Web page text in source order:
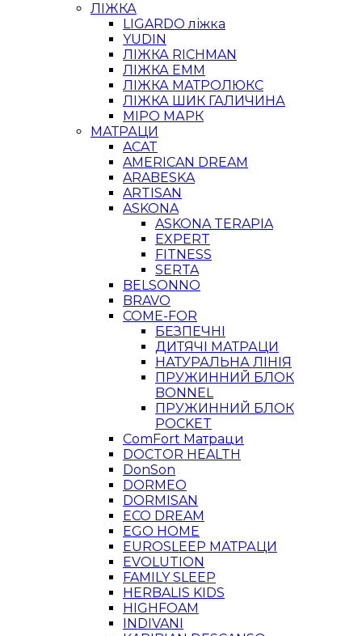
ЛІЖКА
LIGARDO ліжка
YUDIN
ЛІЖКА RICHMAN
ЛІЖКА ЕММ
ЛІЖКА МАТРОЛЮКС
ЛІЖКА ШИК ГАЛИЧИНА
МІРО МАРК
МАТРАЦИ
ACAT
AMERICAN DREAM
ARABESKA
ARTISAN
ASKONA
ASKONA TERAPIA
EXPERT
FITNESS
SERTA
BELSONNO
BRAVO
COME-FOR
БЕЗПЕЧНІ
ДИТЯЧІ МАТРАЦИ
НАТУРАЛЬНА ЛІНІЯ
ПРУЖИННИЙ БЛОК
BONNEL
ПРУЖИННИЙ БЛОК
POCKET
ComFort Матраци
DOCTOR HEALTH
DonSon
DORMEO
DORMISAN
ECO DREAM
EGO HOME
EUROSLEEP МАТРАЦИ
EVOLUTION
FAMILY SLEEP
HERBALIS KIDS
HIGHFOAM
INDIVANI